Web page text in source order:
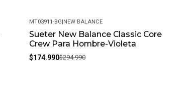
-41%
MT03911-BG|NEW BALANCE
Sueter New Balance Classic Core
Crew Para Hombre-Violeta
$174.990$294.990